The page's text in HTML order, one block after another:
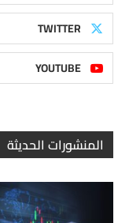
TWITTER
YOUTUBE
المنشورات الحديثة